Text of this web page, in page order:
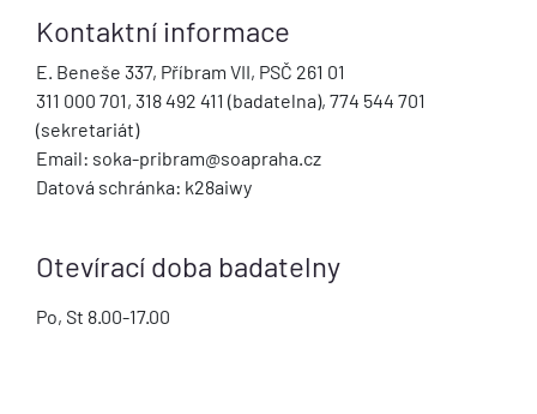
Kontaktní informace
E. Beneše 337, Příbram VII, PSČ 261 01
311 000 701, 318 492 411 (badatelna), 774 544 701
(sekretariát)
Email: soka-pribram@soapraha.cz
Datová schránka: k28aiwy
Otevírací doba badatelny
Po, St 8.00-17.00